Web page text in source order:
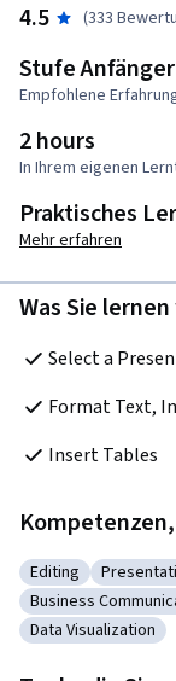
4.5 (333
Stufe Anfänger
Empfohlene
2 hours
In Ihrem eigenen
Praktisches
Mehr erfahren
Was Sie
Select a
Format Text,
Insert Tables
Kategorie:
Editing
Kategorie:
Business
Kategorie: Data
Data Visualization